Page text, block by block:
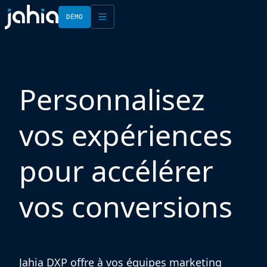
DÉMO
Personnalisez
vos expériences
pour accélérer
vos conversions
Jahia DXP offre à vos équipes marketing